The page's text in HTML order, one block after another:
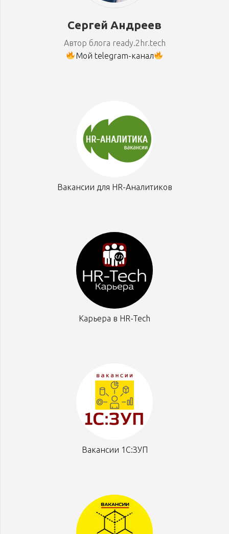
Сергей Андреев
Автор блога ready.2hr.tech
Мой telegram-канал
Вакансии для HR-Аналитиков
Карьера в HR-Tech
Вакансии 1С:ЗУП